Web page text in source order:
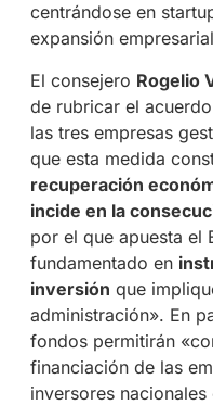
centrándose en
expansión
El consejero Rogelio
de rubricar el
las tres empresas
que esta medida
recuperación
incide en la
por el que apuesta el
fundamentado en
inversión que
administración». En
fondos permitirán
financiación de las
inversores